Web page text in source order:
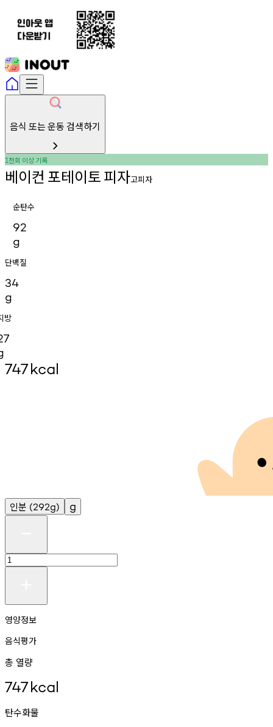
음식 또는 운동 검색하기
1천회 이상기록
베이컨 포테이토피자고피자
순탄수
92
g
단백질
34
g
방
747kcal
인분 (292g) g
영양정보
음식평가
총 열량
747kcal
탄수화물